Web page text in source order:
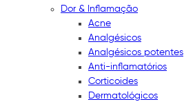
Dor & Inflamação
Acne
Analgésicos
Analgésicos potentes
Anti-inflamatórios
Corticoides
Dermatológicos